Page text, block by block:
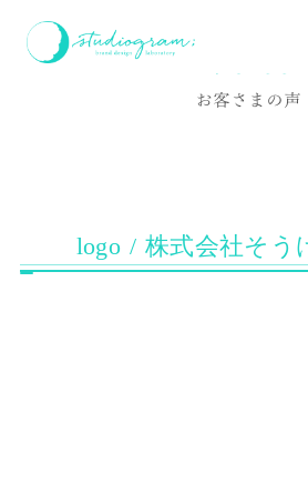
ホーム お客様の声
Voice
お客さまの声
logo / 株式会社そう